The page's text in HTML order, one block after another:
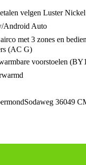
velgen Luster
Android Auto
met 3 zones en
(AC G)
voorstoelen
Sodaweg 36049